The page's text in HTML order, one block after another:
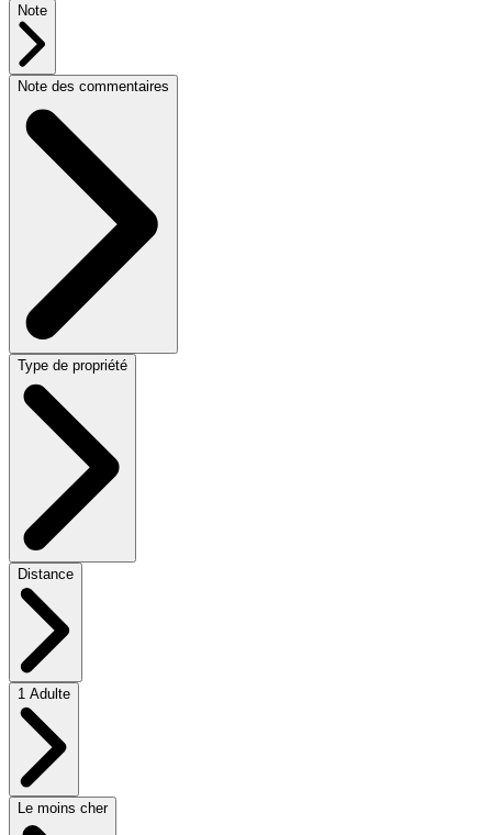
Note
Note des commentaires
Type de propriété
Distance
1 Adulte
Le moins cher